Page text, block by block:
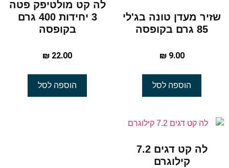
שזיר מעדן טונה בג'לי
85 גרם בקופסה
₪9.00
הוספה לסל
לה קט מולטיפק פטה
3 יחידות 400 גרם
בקופסה
₪ 22.00
הוספה לסל
לה קט דגים 7.2
קילוגרם